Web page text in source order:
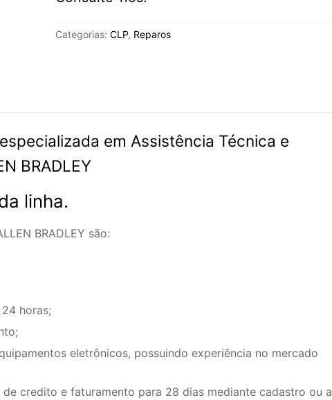
Categorias: CLP, Reparos
em Assistência Técnica e
BRADLEY
linha.
BRADLEY são:
horas;
eletrônicos, possuindo experiência no mercado
credito e faturamento para 28 dias mediante cadastro ou a